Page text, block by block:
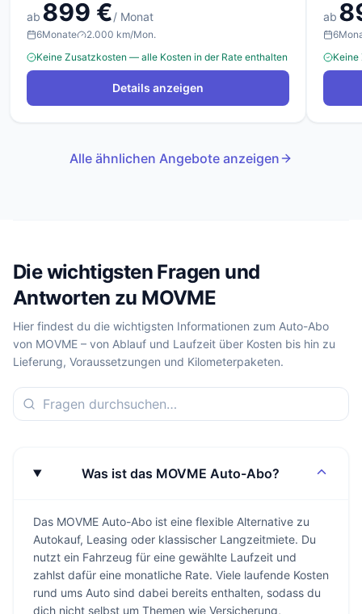
ab 899 €/ Monat
6Monate
2.000 km/Mon.
Keine Zusatzkosten — alle Kosten in der Rate enthalten
Details anzeigen
ab
6
Alle ähnlichen Angebote anzeigen
Die wichtigsten Fragen und
Antworten zu MOVME
Hier findest du die wichtigsten Informationen zum Auto-Abo
von MOVME – von Ablauf und Laufzeit über Kosten bis hin zu
Lieferung, Voraussetzungen und Kilometerpaketen.
Was ist das MOVME Auto-Abo?
Das MOVME Auto-Abo ist eine flexible Alternative zu
Autokauf, Leasing oder klassischer Langzeitmiete. Du
nutzt ein Fahrzeug für eine gewählte Laufzeit und
zahlst dafür eine monatliche Rate. Viele laufende Kosten
rund ums Auto sind dabei bereits enthalten, sodass du
dich nicht selbst um Themen wie Versicherung,